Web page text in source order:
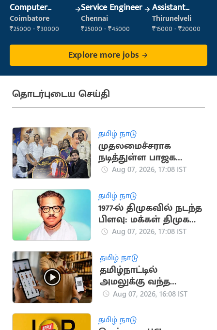
Computer
Operator
Coimbatore
₹25000 - ₹30000
Service Engineer
Chennai
₹25000 - ₹45000
Assistant
Manager
Thirunelveli
₹15000 - ₹20000
Explore more jobs
தொடர்புடைய செய்தி
தமிழ் நாடு
முதலமைச்சராக
நடித்துள்ள பாஜக
மூத்த தலைவர்
Aug 07, 2026, 17:08 IST
தமிழ் நாடு
1977-ல் திமுகவில் நடந்த
பிளவு: மக்கள் திமுக
உருவான வரலாறு!
Aug 07, 2026, 17:08 IST
தமிழ் நாடு
தமிழ்நாட்டில்
அமலுக்கு வந்த
ஆன்லைன் மது
தகவல்
Aug 07, 2026, 16:08 IST
தமிழ் நாடு